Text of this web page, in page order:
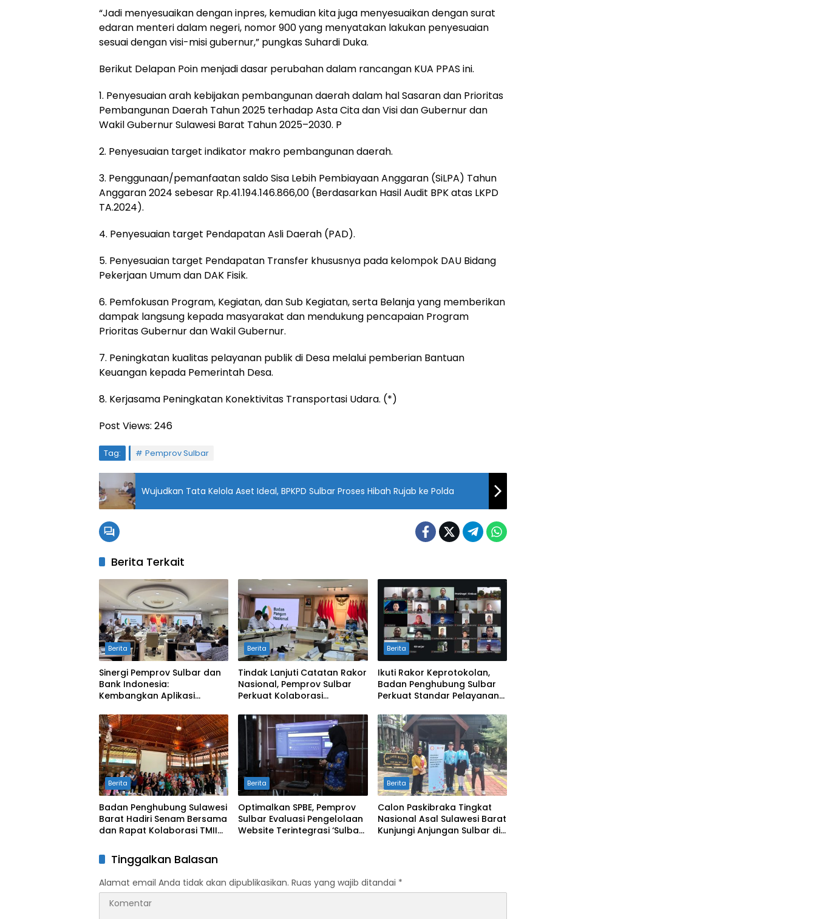
“Jadi menyesuaikan dengan inpres, kemudian kita juga menyesuaikan dengan surat
edaran menteri dalam negeri, nomor 900 yang menyatakan lakukan penyesuaian
sesuai dengan visi-misi gubernur,” pungkas Suhardi Duka.
Berikut Delapan Poin menjadi dasar perubahan dalam rancangan KUA PPAS ini.
1. Penyesuaian arah kebijakan pembangunan daerah dalam hal Sasaran dan Prioritas
Pembangunan Daerah Tahun 2025 terhadap Asta Cita dan Visi dan Gubernur dan
Wakil Gubernur Sulawesi Barat Tahun 2025–2030. P
2. Penyesuaian target indikator makro pembangunan daerah.
3. Penggunaan/pemanfaatan saldo Sisa Lebih Pembiayaan Anggaran (SiLPA) Tahun
Anggaran 2024 sebesar Rp.41.194.146.866,00 (Berdasarkan Hasil Audit BPK atas LKPD
TA.2024).
4. Penyesuaian target Pendapatan Asli Daerah (PAD).
5. Penyesuaian target Pendapatan Transfer khususnya pada kelompok DAU Bidang
Pekerjaan Umum dan DAK Fisik.
6. Pemfokusan Program, Kegiatan, dan Sub Kegiatan, serta Belanja yang memberikan
dampak langsung kepada masyarakat dan mendukung pencapaian Program
Prioritas Gubernur dan Wakil Gubernur.
7. Peningkatan kualitas pelayanan publik di Desa melalui pemberian Bantuan
Keuangan kepada Pemerintah Desa.
8. Kerjasama Peningkatan Konektivitas Transportasi Udara. (*)
Post Views: 246
Tag: Pemprov Sulbar
Berita Terkait
Berita
Sinergi Pemprov Sulbar dan
Bank Indonesia:
Kembangkan Aplikasi
Harga Pangan
Berita
Tindak Lanjuti Catatan Rakor
Nasional, Pemprov Sulbar
Perkuat Kolaborasi
BSPS
Berita
Ikuti Rakor Keprotokolan,
Badan Penghubung Sulbar
Perkuat Standar Pelayanan
Berita
Badan Penghubung Sulawesi
Barat Hadiri Senam Bersama
dan Rapat Kolaborasi TMII
Berita
Optimalkan SPBE, Pemprov
Sulbar Evaluasi Pengelolaan
Website Terintegrasi ‘Sulbar
Berita
Calon Paskibraka Tingkat
Nasional Asal Sulawesi Barat
Kunjungi Anjungan Sulbar di
Tinggalkan Balasan
Alamat email Anda tidak akan dipublikasikan. Ruas yang wajib ditandai *